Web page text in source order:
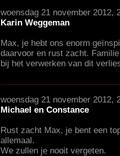
woensdag 21 november 2012,
Karin Weggeman
Max, je hebt ons enorm
daarvoor en rust zacht.
bij het verwerken van dit
woensdag 21 november 2012,
Michael en Constance
Rust zacht Max, je bent een
allemaal.
We zullen je nooit vergeten.